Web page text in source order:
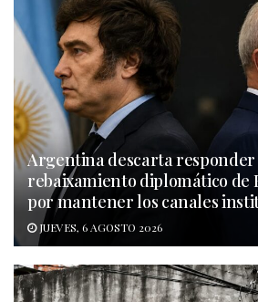
Argentina descarta
rebaixamiento diplomático de
por mantener los canales
JUEVES, 6 AGOSTO 2026